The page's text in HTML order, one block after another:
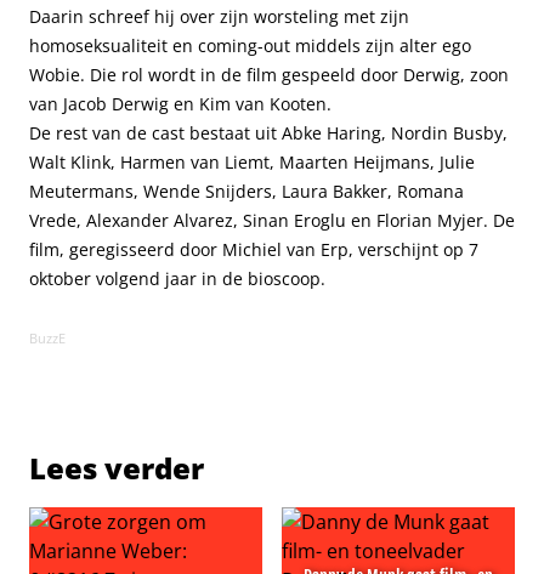
Daarin schreef hij over zijn worsteling met zijn
homoseksualiteit en coming-out middels zijn alter ego
Wobie. Die rol wordt in de film gespeeld door Derwig, zoon
van Jacob Derwig en Kim van Kooten.
De rest van de cast bestaat uit Abke Haring, Nordin Busby,
Walt Klink, Harmen van Liemt, Maarten Heijmans, Julie
Meutermans, Wende Snijders, Laura Bakker, Romana
Vrede, Alexander Alvarez, Sinan Eroglu en Florian Myjer. De
film, geregisseerd door Michiel van Erp, verschijnt op 7
oktober volgend jaar in de bioscoop.
BuzzE
Lees verder